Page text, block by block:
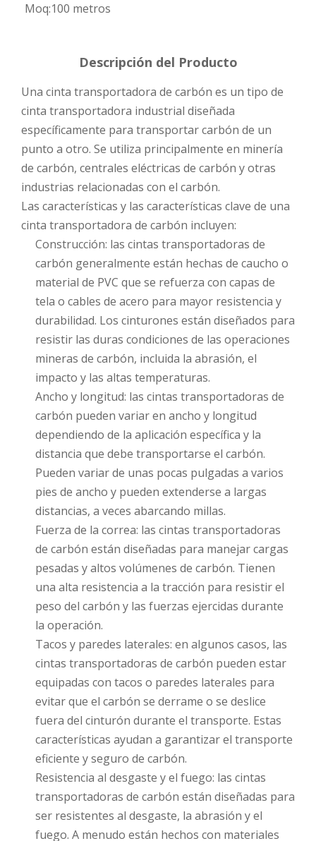
Moq:100 metros
Descripción del Producto
Una cinta transportadora de carbón es un tipo de
cinta transportadora industrial diseñada
específicamente para transportar carbón de un
punto a otro. Se utiliza principalmente en minería
de carbón, centrales eléctricas de carbón y otras
industrias relacionadas con el carbón.
Las características y las características clave de una
cinta transportadora de carbón incluyen:
Construcción: las cintas transportadoras de
carbón generalmente están hechas de caucho o
material de PVC que se refuerza con capas de
tela o cables de acero para mayor resistencia y
durabilidad. Los cinturones están diseñados para
resistir las duras condiciones de las operaciones
mineras de carbón, incluida la abrasión, el
impacto y las altas temperaturas.
Ancho y longitud: las cintas transportadoras de
carbón pueden variar en ancho y longitud
dependiendo de la aplicación específica y la
distancia que debe transportarse el carbón.
Pueden variar de unas pocas pulgadas a varios
pies de ancho y pueden extenderse a largas
distancias, a veces abarcando millas.
Fuerza de la correa: las cintas transportadoras
de carbón están diseñadas para manejar cargas
pesadas y altos volúmenes de carbón. Tienen
una alta resistencia a la tracción para resistir el
peso del carbón y las fuerzas ejercidas durante
la operación.
Tacos y paredes laterales: en algunos casos, las
cintas transportadoras de carbón pueden estar
equipadas con tacos o paredes laterales para
evitar que el carbón se derrame o se deslice
fuera del cinturón durante el transporte. Estas
características ayudan a garantizar el transporte
eficiente y seguro de carbón.
Resistencia al desgaste y el fuego: las cintas
transportadoras de carbón están diseñadas para
ser resistentes al desgaste, la abrasión y el
fuego. A menudo están hechos con materiales